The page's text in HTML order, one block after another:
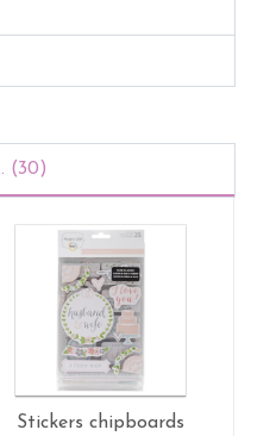
(30)
Stickers chipboards